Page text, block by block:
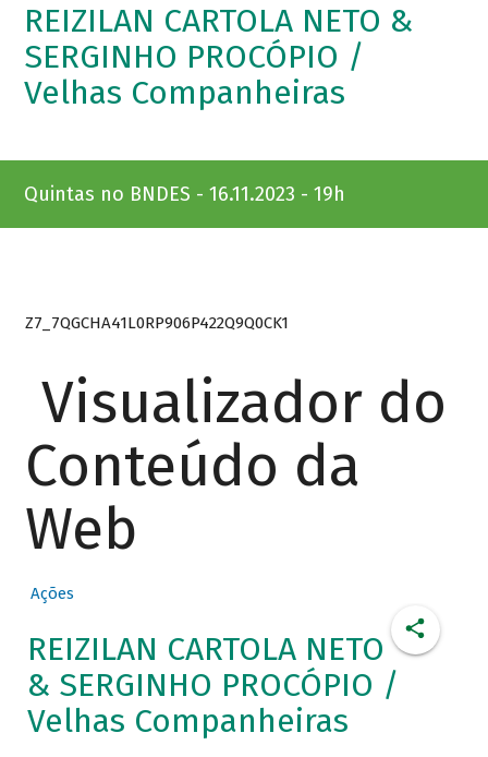
REIZILAN CARTOLA NETO &
SERGINHO PROCÓPIO /
Velhas Companheiras
Quintas no BNDES - 16.11.2023 - 19h
Z7_7QGCHA41L0RP906P422Q9Q0CK1
Visualizador do
Conteúdo da
Web
Ações
REIZILAN CARTOLA NETO
& SERGINHO PROCÓPIO /
Velhas Companheiras